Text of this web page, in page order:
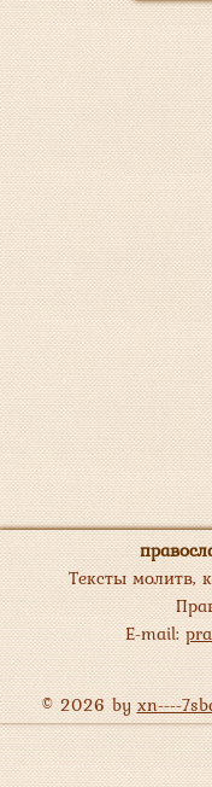
Тексты молитв,
E-mail:
© 2026 byxn----